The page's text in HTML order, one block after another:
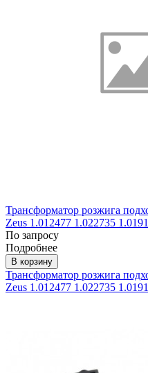
Трансформатор розжига
Zeus 1.012477 1.022735
По запросу
Подробнее
В корзину
Трансформатор розжига
Zeus 1.012477 1.022735